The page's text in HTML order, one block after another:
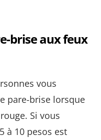
brise aux feux
vous
pare-brise lorsque
Si vous
à 10 pesos est